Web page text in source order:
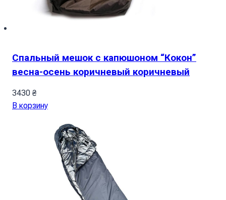
Спальный мешок с капюшоном “Кокон”
весна-осень коричневый коричневый
3430 ₴
В корзину